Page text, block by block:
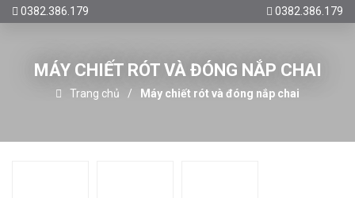
0382.386.179 0382.386.179
MÁY CHIẾT RÓT VÀ ĐÓNG NẮP CHAI
Trang chủ Máy chiết rót và đóng nắp chai